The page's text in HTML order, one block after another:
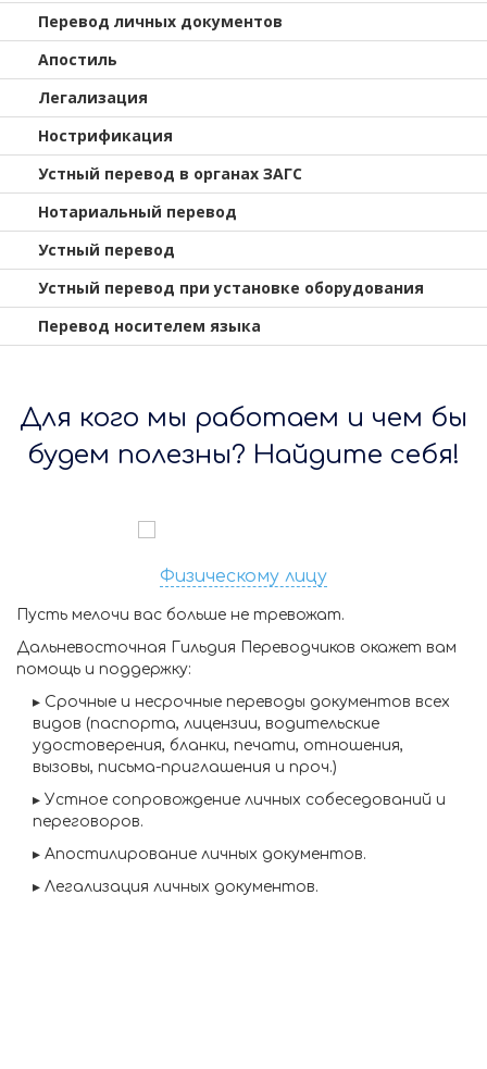
Перевод личных документов
Апостиль
Легализация
Нострификация
Устный перевод в органах ЗАГС
Нотариальный перевод
Устный перевод
Устный перевод при установке оборудования
Перевод носителем языка
Для кого мы работаем и чем бы
будем полезны? Найдите себя!
Физическому лицу
Пусть мелочи вас больше не тревожат.
Дальневосточная Гильдия Переводчиков окажет вам
помощь и поддержку:
▸ Срочные и несрочные переводы документов всех
видов (паспорта, лицензии, водительские
удостоверения, бланки, печати, отношения,
вызовы, письма-приглашения и проч.)
▸ Устное сопровождение личных собеседований и
переговоров.
▸ Апостилирование личных документов.
▸ Легализация личных документов.